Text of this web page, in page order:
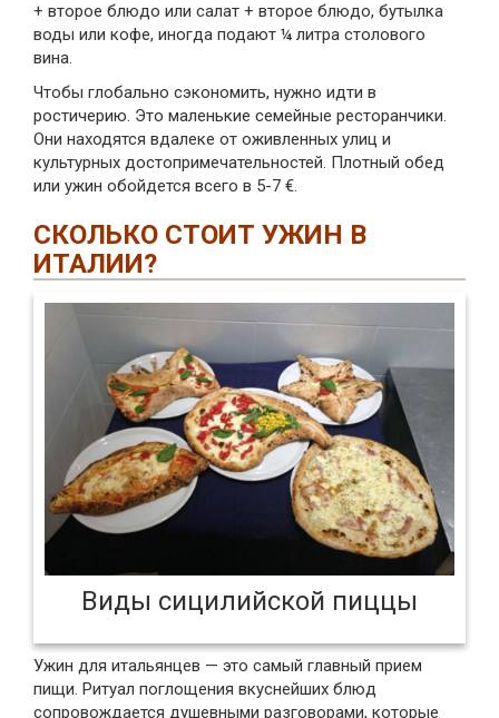
+ второе блюдо или салат + второе блюдо, бутылка
воды или кофе, иногда подают ¼ литра столового
вина.
Чтобы глобально сэкономить, нужно идти в
ростичерию. Это маленькие семейные ресторанчики.
Они находятся вдалеке от оживленных улиц и
культурных достопримечательностей. Плотный обед
или ужин обойдется всего в 5-7 €.
СКОЛЬКО СТОИТ УЖИН В
ИТАЛИИ?
Виды сицилийской пиццы
Ужин для итальянцев — это самый главный прием
пищи. Ритуал поглощения вкуснейших блюд
сопровождается душевными разговорами, которые